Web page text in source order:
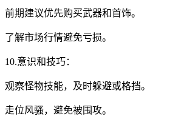
前期建议优先购买武器和首饰。
了解市场行情避免亏损。
10.意识和技巧：
观察怪物技能，及时躲避或格挡。
走位风骚，避免被围攻。